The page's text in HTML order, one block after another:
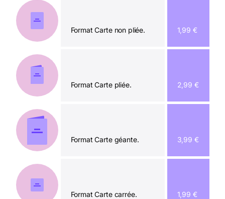
Format Carte non pliée. 1,99 €
Format Carte pliée. 2,99 €
Format Carte géante. 3,99 €
Format Carte carrée. 1,99 €